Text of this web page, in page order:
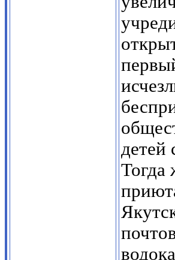
детей
Тогда